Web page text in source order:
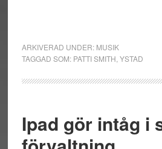
ARKIVERAD UNDER: MUSIK
TAGGAD SOM: PATTI SMITH YSTAD
Ipad gör intåg i